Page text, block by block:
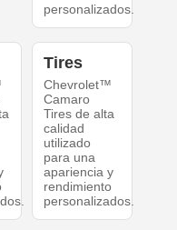
personalizados.
Tires
Chevrolet™
Camaro
Tires de alta
calidad
utilizado
para una
apariencia y
rendimiento
personalizados.